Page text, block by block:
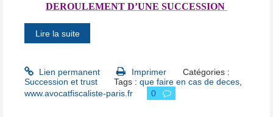
DEROULEMENT D’UNE SUCCESSION
Lire la suite
Lien permanent Imprimer
Catégories :
Succession et trust
Tags :que faire en cas de deces
www.avocatfiscaliste-paris.fr
0